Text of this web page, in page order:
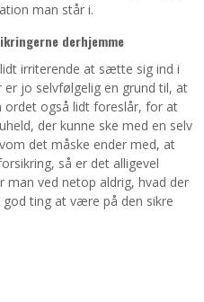
man står i.
derhjemme
irriterende at sætte sig ind i
jo selvfølgelig en grund til, at
også lidt foreslår, for at
der kunne ske med en selv
det måske ender med, at
så er det alligevel
ved netop aldrig, hvad der
ting at være på den sikre